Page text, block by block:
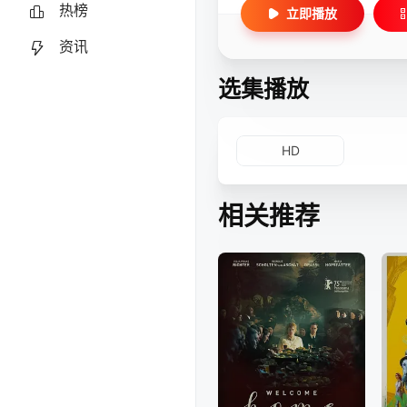
热榜
资讯
立即播放
选集播放
HD
相关推荐